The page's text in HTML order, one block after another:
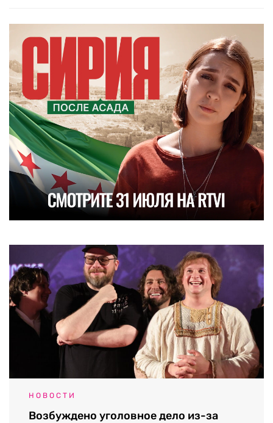
НОВОСТИ
Возбуждено уголовное дело из-за